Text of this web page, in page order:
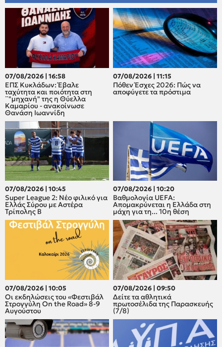
07/08/2026 | 16:58
ΕΠΣ Κυκλάδων: Έβαλε
ταχύτητα και ποιότητα στη
¨"μηχανή" της η Θύελλα
Καμαρίου - ανακοίνωσε
Θανάση Ιωαννίδη
07/08/2026 | 11:15
Πόθεν Έσχες 2026: Πώς να
αποφύγετε τα πρόστιμα
07/08/2026 | 10:45
Super League 2: Νέο φιλικό για
Ελλάς Σύρου με Αστέρα
Τρίπολης Β
07/08/2026 | 10:20
Βαθμολογία UEFA:
Απομακρύνεται η Ελλάδα στη
μάχη για τη... 10η θέση
07/08/2026 | 10:05
Οι εκδηλώσεις του «Φεστιβάλ
Στρογγύλη On the Road» 8-9
Αυγούστου
07/08/2026 | 09:50
Δείτε τα αθλητικά
πρωτοσέλιδα της Παρασκευής
(7/8)